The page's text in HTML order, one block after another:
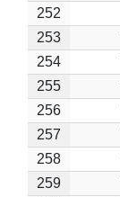
252
253
254
255
256
257
258
259